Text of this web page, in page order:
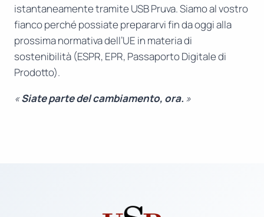
istantaneamente tramite USB Pruva. Siamo al vostro
fianco perché possiate prepararvi fin da oggi alla
prossima normativa dell’UE in materia di
sostenibilità (ESPR, EPR, Passaporto Digitale di
Prodotto).
«Siate parte del cambiamento, ora. »